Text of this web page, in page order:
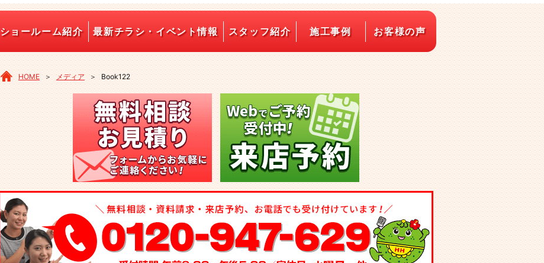
ショールーム紹介 最新チラシ・イベント情報 スタッフ紹介 施工事例 お客様の声
HOME ＞ メディア ＞ Book122